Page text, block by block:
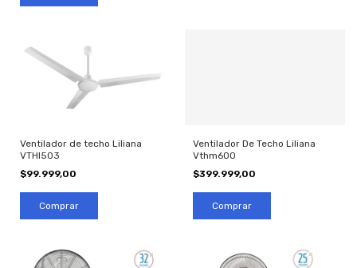
Ventilador de techo Liliana
VTHI503
$99.999,00
Ventilador De Techo Liliana
Vthm600
$399.999,00